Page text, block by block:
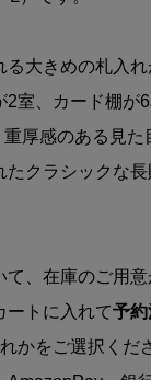
る大きめの札入
2室、カード棚が
厚感のある見
クラシックな長
て、在庫のご用
ートに入れて予
かをご選択くだ